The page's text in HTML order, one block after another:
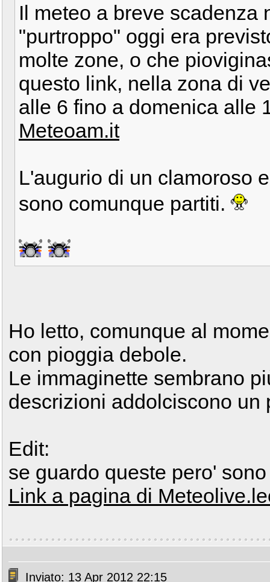
Il meteo a breve
"purtroppo" oggi era
molte zone, o che
questo link, nella zona di
alle 6 fino a domenica alle
Meteoam.it
L'augurio di un clamoroso
sono comunque partiti.
Ho letto, comunque al
con pioggia debole.
Le immaginette sembrano
descrizioni addolciscono un
Edit:
se guardo queste pero'
Link a pagina di
Inviato: 13 Apr 2012 22:15